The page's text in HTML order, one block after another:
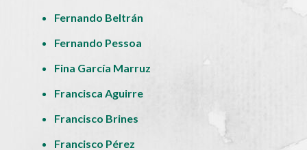
Fernando Beltrán
Fernando Pessoa
Fina García Marruz
Francisca Aguirre
Francisco Brines
Francisco Pérez